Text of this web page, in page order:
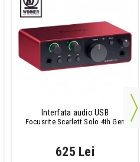
Interfata audio USB
Focusrite Scarlett Solo 4th Gen
625 Lei